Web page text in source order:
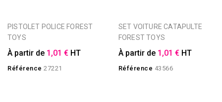
PISTOLET POLICE FOREST
TOYS
À partir de 1,01 € HT
Référence 27221
SET VOITURE CATAPULTE
FOREST TOYS
À partir de 1,01 € HT
Référence 43566